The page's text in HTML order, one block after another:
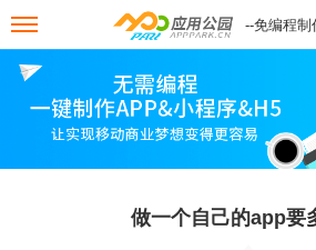
--免编程制
做一个自己的app要